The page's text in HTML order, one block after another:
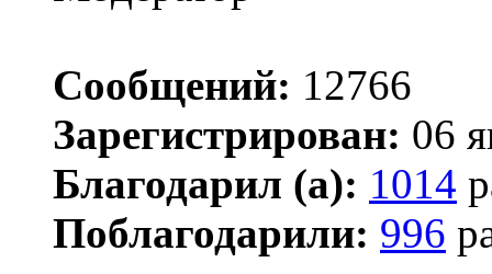
Сообщений: 12766
Зарегистрирован: 06
Благодарил (а): 1014
Поблагодарили: 996